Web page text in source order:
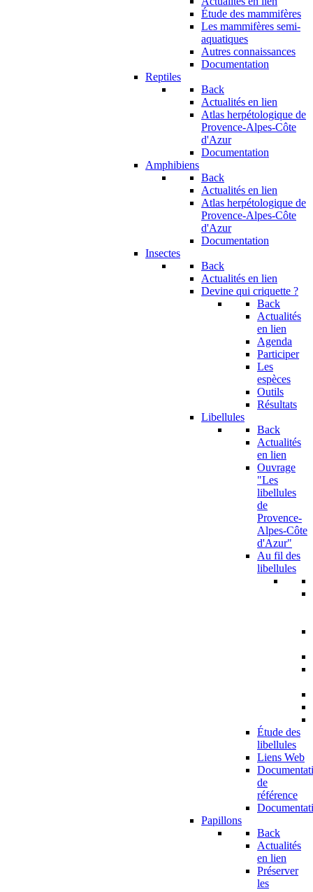
Étude des mammifères
Les mammifères semi-
aquatiques
Autres connaissances
Documentation
Reptiles
Back
Actualités en lien
Atlas herpétologique de
Provence-Alpes-Côte
d'Azur
Documentation
Amphibiens
Back
Actualités en lien
Atlas herpétologique de
Provence-Alpes-Côte
d'Azur
Documentation
Insectes
Back
Actualités en lien
Devine qui criquette ?
Back
Actualités
en lien
Agenda
Participer
Les
espèces
Outils
Résultats
Libellules
Back
Actualités
en lien
Ouvrage
"Les
libellules
de
Provence-
Alpes-Côte
d'Azur"
Au fil des
libellules
Étude des
libellules
Liens Web
de
référence
Papillons
Back
Actualités
en lien
Préserver
les